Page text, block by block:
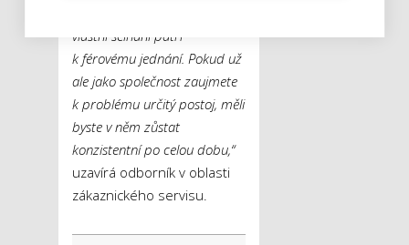
vlastní selhání patří
k férovému jednání. Pokud už
ale jako společnost zaujmete
k problému určitý postoj, měli
byste v něm zůstat
konzistentní po celou dobu,“
uzavírá odborník v oblasti
zákaznického servisu.